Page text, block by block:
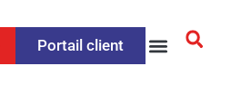
Portail client